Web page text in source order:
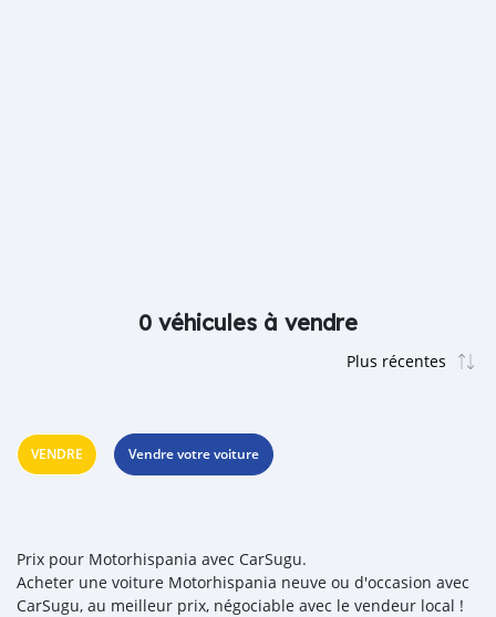
0 véhicules à vendre
VENDRE Vendre votre voiture
Prix pour Motorhispania avec CarSugu.
Acheter une voiture Motorhispania neuve ou d'occasion avec
CarSugu, au meilleur prix, négociable avec le vendeur local !